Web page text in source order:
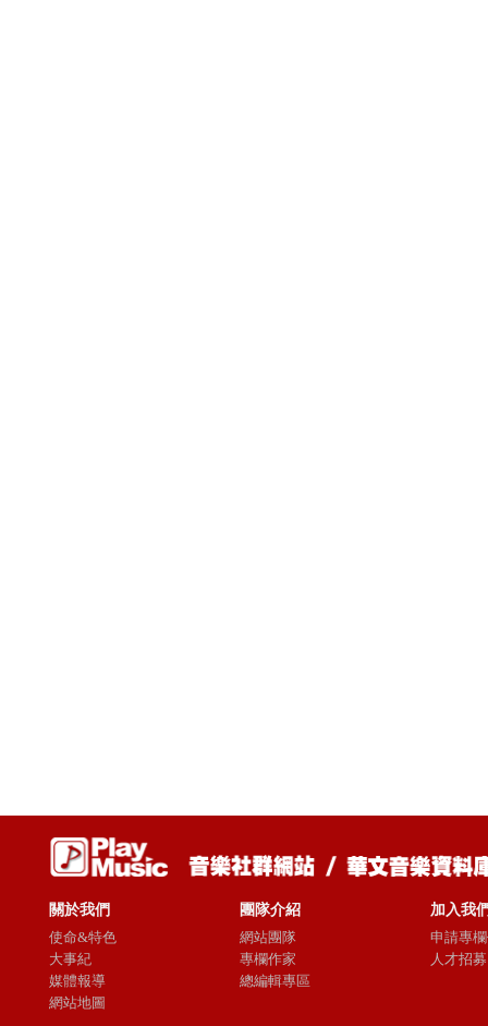
關於我們
使命&特色
大事紀
媒體報導
網站地圖
團隊介紹
網站團隊
專欄作家
總編輯專區
加入我
申請專
人才招募